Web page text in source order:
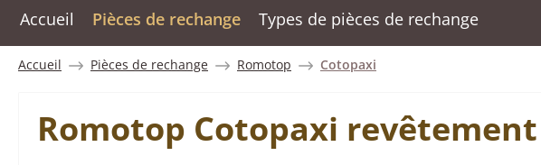
Accueil Pièces de rechange Types de pièces de rechange
Accueil Pièces de rechange Romotop Cotopaxi
Romotop Cotopaxi